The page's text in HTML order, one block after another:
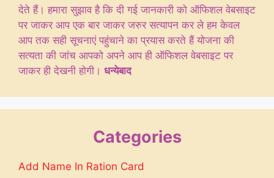
देते हैं। हमारा सुझाव है कि दी गई जानकारी को ऑफिशल वेबसाइट
पर जाकर आप एक बार जाकर जरुर सत्यापन कर ले हम केवल
आप तक सही सूचनाएं पहुंचाने का प्रयास करते हैं योजना की
सत्यता की जांच आपको अपने आप ही ऑफिशल वेबसाइट पर
जाकर ही देखनी होगी। धन्येबाद
Categories
Add Name In Ration Card